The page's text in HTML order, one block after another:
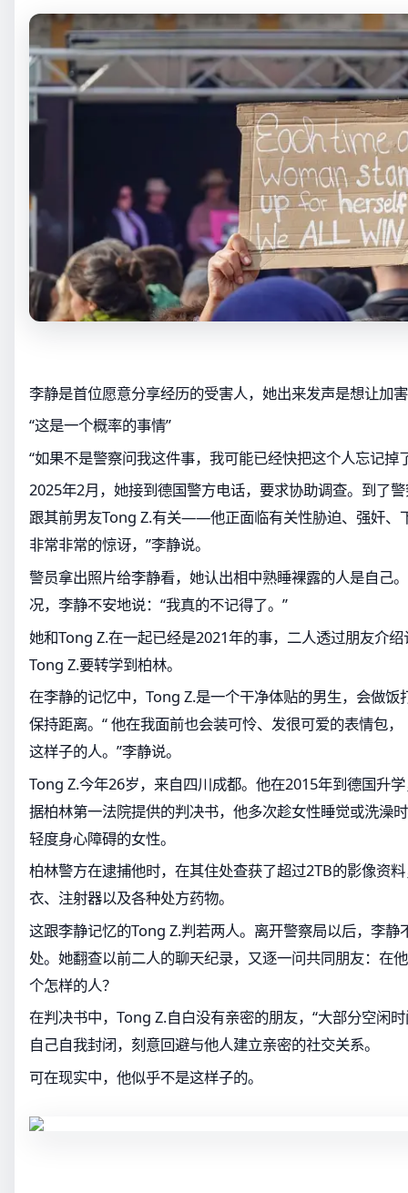
李静是首位愿意分享经历的受害人，她出来发声是想让加
“这是一个概率的事情”
“如果不是警察问我这件事，我可能已经快把这个人忘记掉
2025年2月，她接到德国警方电话，要求协助调查。到了
跟其前男友Tong Z.有关——他正面临有关性胁迫、强奸、
非常非常的惊讶，”李静说。
警员拿出照片给李静看，她认出相中熟睡裸露的人是自己
况，李静不安地说：“我真的不记得了。”
她和Tong Z.在一起已经是2021年的事，二人透过朋友介
Tong Z.要转学到柏林。
在李静的记忆中，Tong Z.是一个干净体贴的男生，会做饭
保持距离。“ 他在我面前也会装可怜、发很可爱的表情包
这样子的人。”李静说。
Tong Z.今年26岁，来自四川成都。他在2015年到德国升
据柏林第一法院提供的判决书，他多次趁女性睡觉或洗澡
轻度身心障碍的女性。
柏林警方在逮捕他时，在其住处查获了超过2TB的影像资
衣、注射器以及各种处方药物。
这跟李静记忆的Tong Z.判若两人。离开警察局以后，李静
处。她翻查以前二人的聊天纪录，又逐一问共同朋友：在
个怎样的人？
在判决书中，Tong Z.自白没有亲密的朋友，“大部分空闲
自己自我封闭，刻意回避与他人建立亲密的社交关系。
可在现实中，他似乎不是这样子的。